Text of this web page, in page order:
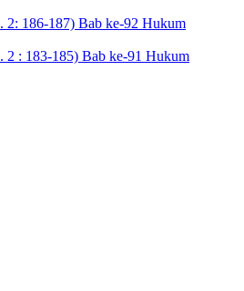
2: 186-187) Bab ke-92 Hukum
2 : 183-185) Bab ke-91 Hukum